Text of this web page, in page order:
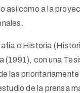
así como a la
les.
e Historia
(1991), con una
las
de la prensa